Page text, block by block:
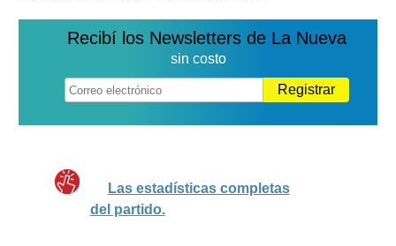
Recibí los Newsletters de La Nueva
sin costo
Registrar
Las estadísticas completas
del partido.